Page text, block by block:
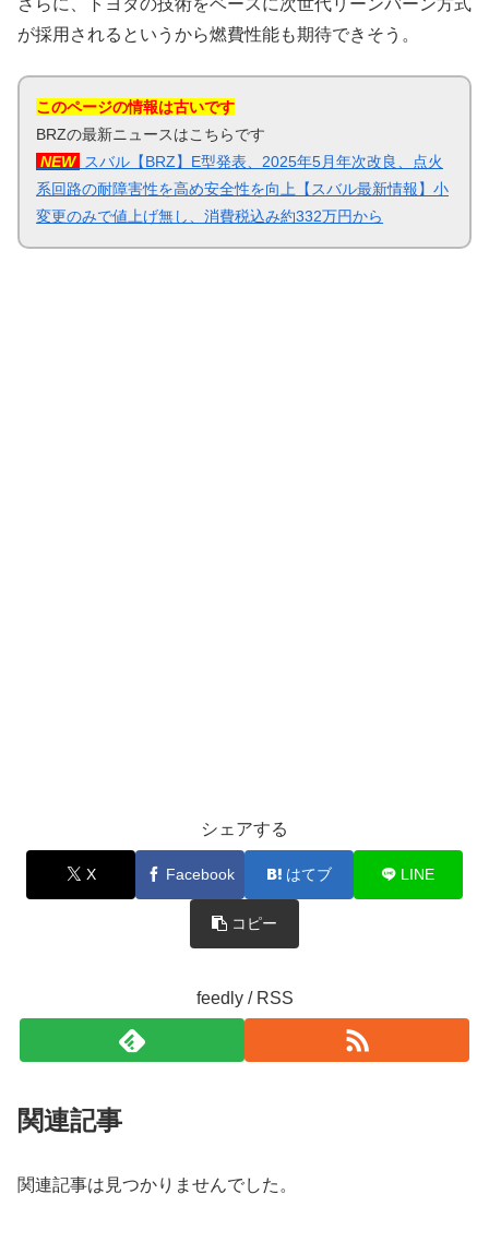
さらに、トヨタの技術をベースに次世代リーンバーン方式
が採用されるというから燃費性能も期待できそう。
このページの情報は古いです
BRZの最新ニュースはこちらです
NEW スバル【BRZ】E型発表、2025年5月年次改良、点火
系回路の耐障害性を高め安全性を向上【スバル最新情報】小
変更のみで値上げ無し、消費税込み約332万円から
シェアする
X Facebook はてブ LINE
コピー
feedly / RSS
関連記事
関連記事は見つかりませんでした。